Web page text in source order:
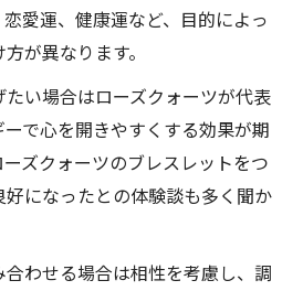
愛運、健康運など、目的によっ
が異なります。
い場合はローズクォーツが代表
で心を開きやすくする効果が期
ズクォーツのブレスレットをつ
になったとの体験談も多く聞か
わせる場合は相性を考慮し、調